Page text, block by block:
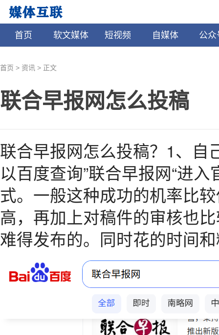
首页 软文媒体 短视频 自媒体 公众
首页 > 资讯 > 正文
联合早报网怎么投稿
联合早报网怎么投稿？1、自
以百度查询”联合早报网“进
式。一般这种成功的机率比
高，再加上对稿件的审核也
难得发布的。同时花的时间